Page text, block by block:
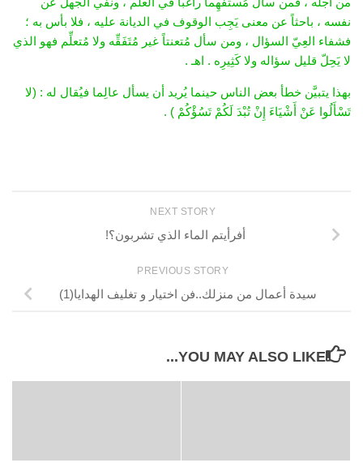
نفسه ، باحثاً عن معنى يَجِب الوقوف في الديانة عليه ، فلا بأس به ؛
فشفاء العِيّ السؤال ، ومن سأل مُتعنتاً غير مُتَفَقِّه ولا مُتعلِّم فهو الذي
لا يَحِلّ قليل سؤاله ولا كَثِيرِه . اهـ .
بهذا يتبيَّن خطأ بعض الناس حينما يُريد أن يسأل عالِما فيُقال له : (لا
تَسْأَلُوا عَنْ أَشْيَاءَ إِنْ تُبْدَ لَكُمْ تَسُؤْكُمْ ) .
NEXT STORY
أفرأيتم الماء الذي تشربون؟!
PREVIOUS STORY
سيدة أعمال من منزلك..فن اختيار و تغليف الهدايا(1)
YOU MAY ALSO LIKE...